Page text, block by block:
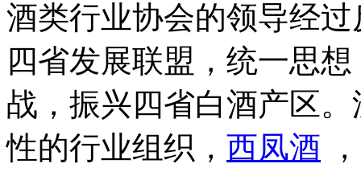
酒类行业协会的领导经
四省发展联盟，统一思
战，振兴四省白酒产区
性的行业组织， 西凤酒